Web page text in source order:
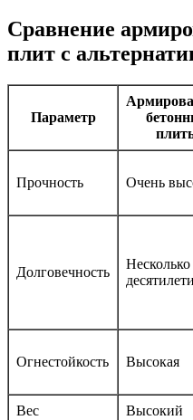
Сравнение
плит с
Параметр
Прочность Очень
Долговечность
Несколько
Огнестойкость Высокая
Вес Высокий